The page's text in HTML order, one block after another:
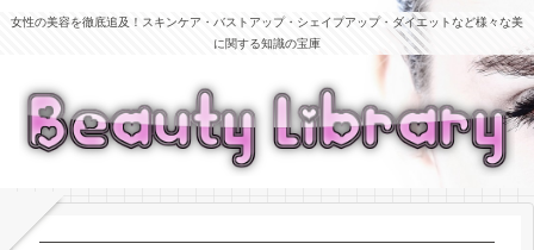
女性の美容を徹底追及！スキンケア・バストアップ・シェイプアップ・ダイエットなど様々な美
に関する知識の宝庫